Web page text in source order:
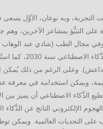
التجربة، وبه نوعان، الأوَّل يسعى
على التنبُّؤ بمشاعر الآخرين،
الطب (شادي عبد الوهاب وآخرون،
وهناك رأيٌ تنبَّأ
وعلى الرغم من ذلك يُمكن
ويمكن استخدامه في معرفة
الذَّكاء الاصطناعي أن يميز
الإلكتروني الناتج عن
على التحديات العالمية. ويمكن